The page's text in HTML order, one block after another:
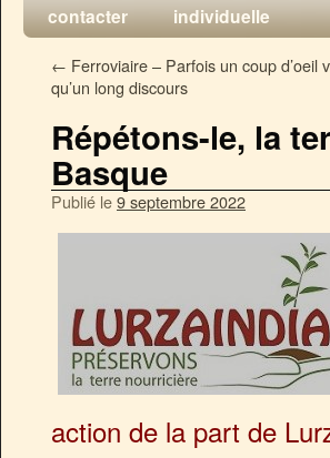
contacter
individuelle
← Ferroviaire – Parfois un coup d’oeil
qu’un long discours
Répétons-le, la
Basque
Publié le9 septembre 2022
action de la part de